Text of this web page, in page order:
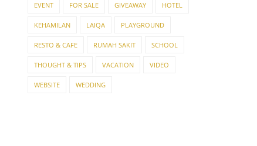
EVENT FOR SALE GIVEAWAY HOTEL
KEHAMILAN LAIQA PLAYGROUND
RESTO & CAFE RUMAH SAKIT SCHOOL
THOUGHT & TIPS VACATION VIDEO
WEBSITE WEDDING